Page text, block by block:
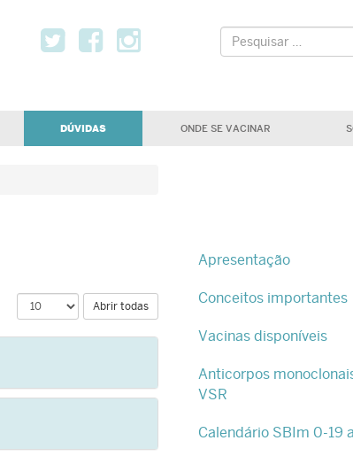
TwitterFacebook
InstagramPesquisar
DÚVIDAS ONDE SE VACINAR
Abrir todas
Apresentação
Conceitos importantes
Vacinas disponíveis
Anticorpos
VSR
Calendário SBIm 0-19